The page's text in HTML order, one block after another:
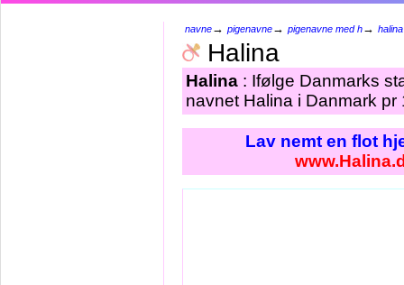
navne→ pigenavne→ pigenavne med h→ halina
Halina
Halina : Ifølge Danmarks
navnet Halina i Danmark pr
Lav nemt en flot